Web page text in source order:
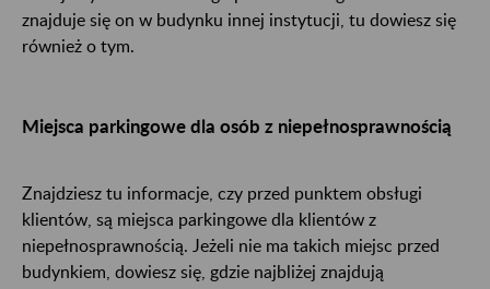
znajduje się on w budynku innej instytucji, tu dowiesz się
również o tym.
Miejsca parkingowe dla osób z niepełnosprawnością
Znajdziesz tu informacje, czy przed punktem obsługi
klientów​​​​​​​ , są miejsca parkingowe dla klientów z
niepełnosprawnością. Jeżeli nie ma takich miejsc przed
budynkiem, dowiesz się, gdzie najbliżej znajdują